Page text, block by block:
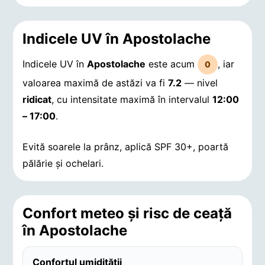
Indicele UV în Apostolache
Indicele UV înApostolache este acum 0
, iar
valoarea maximă de astăzi va fi7.2 — nivel
ridicat, cu intensitate maximă în intervalul12:00
– 17:00.
Evită soarele la prânz, aplică SPF 30+, poartă
pălărie și ochelari.
Confort meteo și risc de ceață
în Apostolache
Confortul umidității